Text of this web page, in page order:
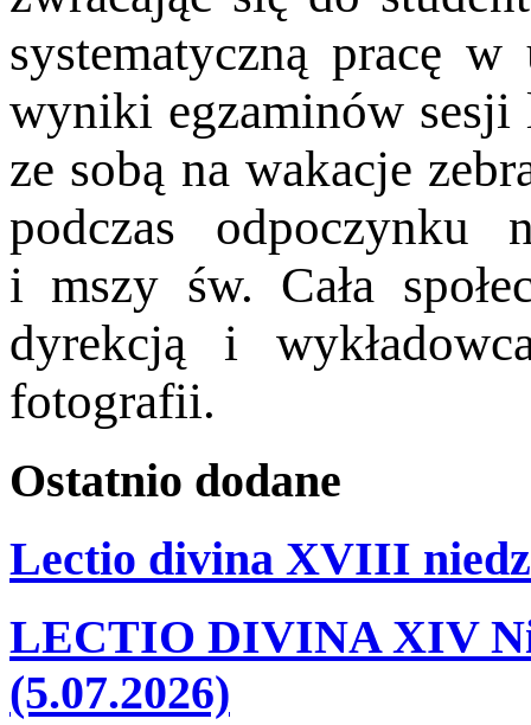
systematyczną pracę
wyniki egzaminów
ze sobą na wakacje
podczas
i mszy św. Cała
dyrekcją i
fotografii.
Ostatnio dodane
Lectio divina XVIII
LECTIO DIVINA XIV
(5.07.2026)